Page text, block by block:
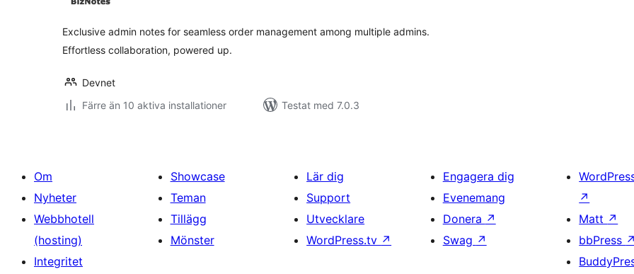
Exclusive admin notes for seamless order management among multiple admins.
Effortless collaboration, powered up.
Devnet
Färre än 10 aktiva installationer
Testat med 7.0.3
Om
Nyheter
Webbhotell
(hosting)
Integritet
Showcase
Teman
Tillägg
Mönster
Lär dig
Support
Utvecklare
WordPress.tv ↗
Engagera dig
Evenemang
Donera ↗
Swag ↗
↗
Matt ↗
bbPress ↗